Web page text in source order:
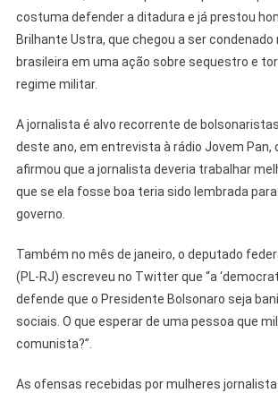
costuma defender a ditadura e já prestou
Brilhante Ustra, que chegou a ser
brasileira em uma ação sobre sequestro e
regime militar.
A jornalista é alvo recorrente de
deste ano, em entrevista à rádio Jovem Pan,
afirmou que a jornalista deveria trabalhar
que se ela fosse boa teria sido lembrada
governo.
Também no mês de janeiro, o deputado
(PL-RJ) escreveu no Twitter que “a
defende que o Presidente Bolsonaro seja
sociais. O que esperar de uma pessoa que
comunista?”.
As ofensas recebidas por mulheres